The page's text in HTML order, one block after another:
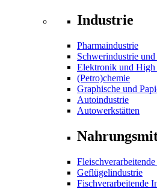
Industrie
Pharmaindustrie
Schwerindustrie
Elektronik und High
(Petro)chemie
Graphische und
Autoindustrie
Autowerkstätten
Geflügelindustrie
Fischverarbeitende